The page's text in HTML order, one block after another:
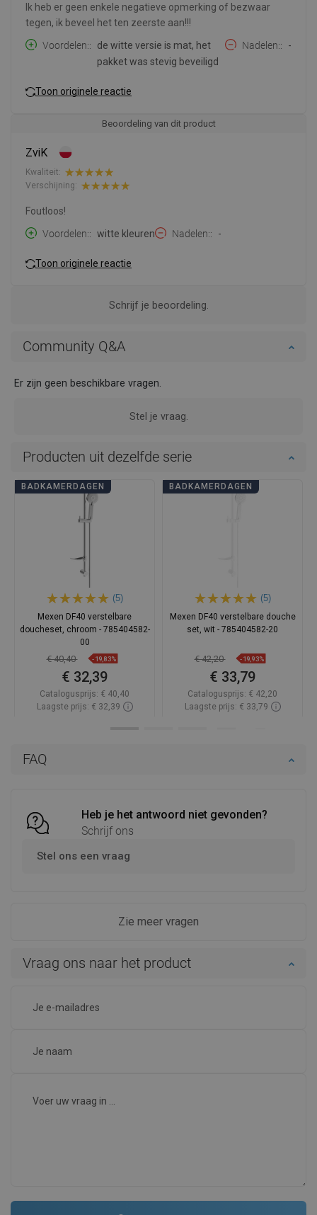
FAQ
Heb je het antwoord niet gevonden?
Schrijf ons
Stel ons een vraag
Zie meer vragen
Ik heb er geen enkele negatieve opmerking of bezwaar
tegen, ik beveel het ten zeerste aan!!!
Voordelen:
de witte versie is mat, het
pakket was stevig beveiligd
Nadelen: -
Toon originele reactie
Beoordeling van dit product
ZviK
Kwaliteit:
Verschijning:
Foutloos!
Voordelen:
witte kleuren Nadelen: -
Toon originele reactie
Schrijf je beoordeling.
Community Q&A
Er zijn geen beschikbare vragen.
Stel je vraag.
Vraag ons naar het product
Producten uit dezelfde serie
BADKAMERDAGEN
(5)
Mexen DF40 verstelbare
doucheset, chroom - 785404582-
00
€ 40,40 -19,83%
€ 32,39
Catalogusprijs: € 40,40
Laagste prijs: € 32,39
BADKAMERDAGEN
(5)
Mexen DF40 verstelbare douche
set, wit - 785404582-20
€ 42,20 -19,93%
€ 33,79
Catalogusprijs: € 42,20
Laagste prijs: € 33,79